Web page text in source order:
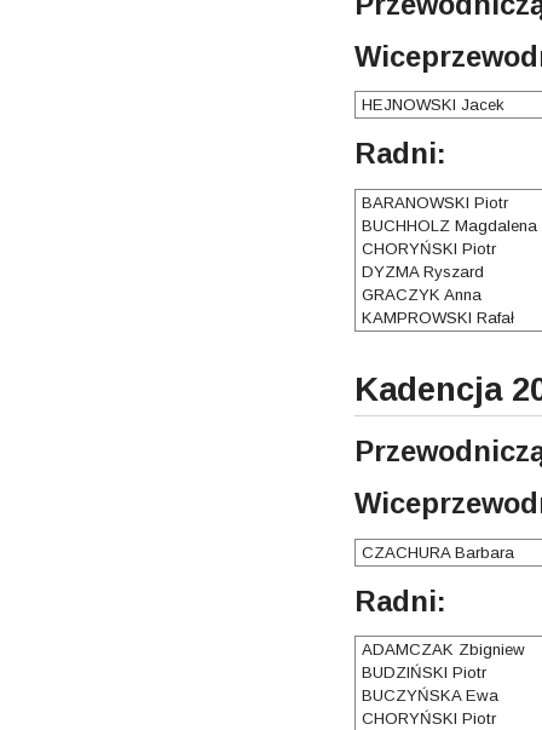
HEJNOWSKI Jacek
Radni:
BARANOWSKI Piotr
BUCHHOLZ Magdalena
CHORYŃSKI Piotr
DYZMA Ryszard
GRACZYK Anna
KAMPROWSKI Rafał
Kadencja
CZACHURA Barbara
Radni:
ADAMCZAK Zbigniew
BUDZIŃSKI Piotr
BUCZYŃSKA Ewa
CHORYŃSKI Piotr